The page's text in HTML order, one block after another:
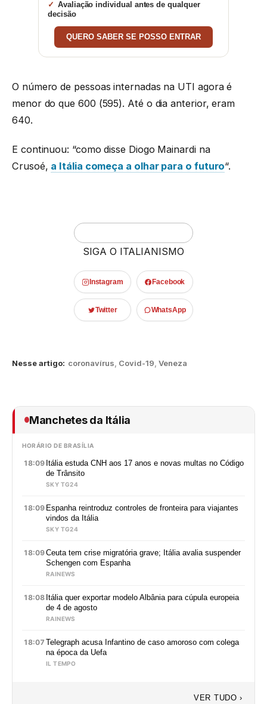
Avaliação individual antes de qualquer
decisão
QUERO SABER SE POSSO ENTRAR
O número de pessoas internadas na UTI agora é
menor do que 600 (595). Até o dia anterior, eram
640.
E continuou: “como disse Diogo Mainardi na
Crusoé, a Itália começa a olhar para o futuro“.
SIGA O ITALIANISMO
Instagram Facebook
Twitter WhatsApp
Nesse artigo: coronavírus Covid-19 Veneza
Manchetes da Itália
HORÁRIO DE BRASÍLIA
18:09 Itália estuda CNH aos 17 anos e novas multas no Código
de Trânsito
SKY TG24
18:09 Espanha reintroduz controles de fronteira para viajantes
vindos da Itália
SKY TG24
18:09Ceuta tem crise migratória grave; Itália avalia suspender
Schengen com Espanha
RAINEWS
18:08 Itália quer exportar modelo Albânia para cúpula europeia
de 4 de agosto
RAINEWS
18:07 Telegraph acusa Infantino de caso amoroso com colega
na época da Uefa
IL TEMPO
VER TUDO ›